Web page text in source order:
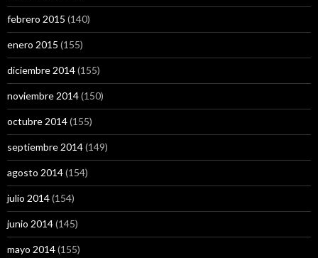
febrero 2015 (140)
enero 2015 (155)
diciembre 2014(155)
noviembre 2014(150)
octubre 2014(155)
septiembre 2014(149)
agosto 2014(154)
julio 2014(154)
junio 2014(145)
mayo 2014(155)